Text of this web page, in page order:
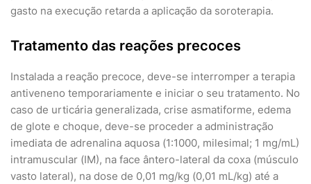
gasto na execução retarda a aplicação da soroterapia.
Tratamento das reações precoces
Instalada a reação precoce, deve-se interromper a terapia
antiveneno temporariamente e iniciar o seu tratamento. No
caso de urticária generalizada, crise asmatiforme, edema
de glote e choque, deve-se proceder a administração
imediata de adrenalina aquosa (1:1000, milesimal; 1 mg/mL)
intramuscular (IM), na face ântero-lateral da coxa (músculo
vasto lateral), na dose de 0,01 mg/kg (0,01 mL/kg) até a